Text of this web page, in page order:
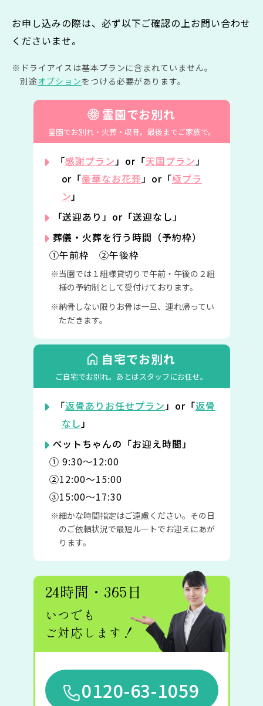
お申し込みの際は、必ず以下ご確認の上お問い合わせ
くださいませ。
ドライアイスは基本プランに含まれていません。
別途オプションをつける必要があります。
霊園でお別れ
霊園でお別れ・火葬・収骨。 最後までご家族で。
「感謝プラン」or「天国プラン」
or「豪華なお花葬」or「極プラ
ン」
「送迎あり」or「送迎なし」
葬儀・火葬を行う時間（予約枠）
①午前枠 ②午後枠
当園では１組様貸切りで午前・午後の２組
様の予約制として受付けております。
納骨しない限りお骨は一旦、連れ帰ってい
ただきます。
自宅でお別れ
ご自宅でお別れ。 あとはスタッフにお任せ。
「返骨ありお任せプラン」or「返骨
なし」
ペットちゃんの「お迎え時間」
① 9:30〜12:00
②12:00〜15:00
③15:00〜17:30
細かな時間指定はご遠慮ください。その日
のご依頼状況で最短ルートでお迎えにあが
ります。
24時間・365日
いつでも
ご対応します！
0120-63-1059